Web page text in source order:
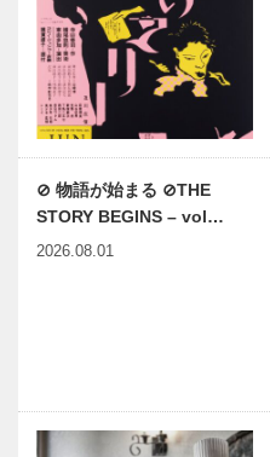
⊘ 物語が始まる ⊘THE
STORY BEGINS – vol…
2026.08.01